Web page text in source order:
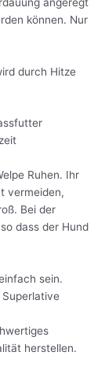
können. Nur
durch Hitze
Ruhen. Ihr
vermeiden,
Bei der
dass der Hund
sein.
herstellen.